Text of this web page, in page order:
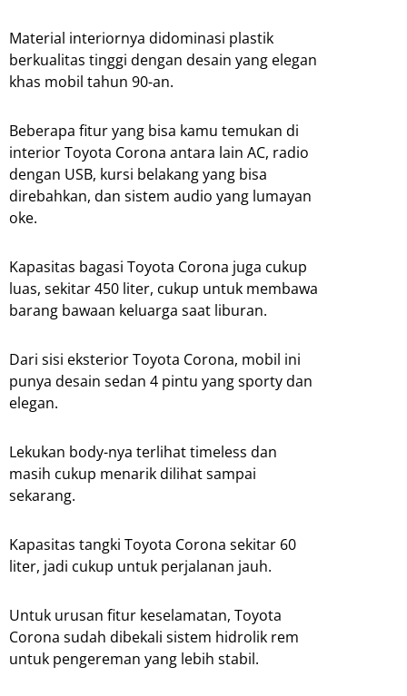
Material interiornya didominasi plastik
berkualitas tinggi dengan desain yang elegan
khas mobil tahun 90-an.
Beberapa fitur yang bisa kamu temukan di
interior Toyota Corona antara lain AC, radio
dengan USB, kursi belakang yang bisa
direbahkan, dan sistem audio yang lumayan
oke.
Kapasitas bagasi Toyota Corona juga cukup
luas, sekitar 450 liter, cukup untuk membawa
barang bawaan keluarga saat liburan.
Dari sisi eksterior Toyota Corona, mobil ini
punya desain sedan 4 pintu yang sporty dan
elegan.
Lekukan body-nya terlihat timeless dan
masih cukup menarik dilihat sampai
sekarang.
Kapasitas tangki Toyota Corona sekitar 60
liter, jadi cukup untuk perjalanan jauh.
Untuk urusan fitur keselamatan, Toyota
Corona sudah dibekali sistem hidrolik rem
untuk pengereman yang lebih stabil.